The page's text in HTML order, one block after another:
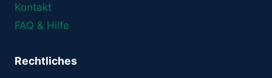
Kontakt
FAQ & Hilfe
Rechtliches